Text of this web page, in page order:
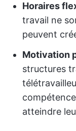
Horaires
travail ne
peuvent
Motivation
structures
atteindre